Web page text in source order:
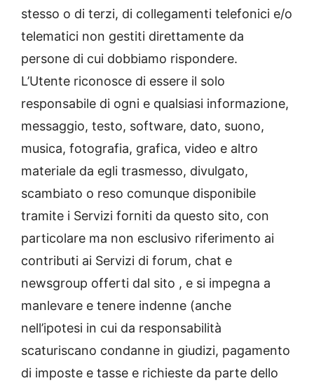
stesso o di terzi, di collegamenti telefonici e/o
telematici non gestiti direttamente da
persone di cui dobbiamo rispondere.
L’Utente riconosce di essere il solo
responsabile di ogni e qualsiasi informazione,
messaggio, testo, software, dato, suono,
musica, fotografia, grafica, video e altro
materiale da egli trasmesso, divulgato,
scambiato o reso comunque disponibile
tramite i Servizi forniti da questo sito, con
particolare ma non esclusivo riferimento ai
contributi ai Servizi di forum, chat e
newsgroup offerti dal sito , e si impegna a
manlevare e tenere indenne (anche
nell’ipotesi in cui da responsabilità
scaturiscano condanne in giudizi, pagamento
di imposte e tasse e richieste da parte dello